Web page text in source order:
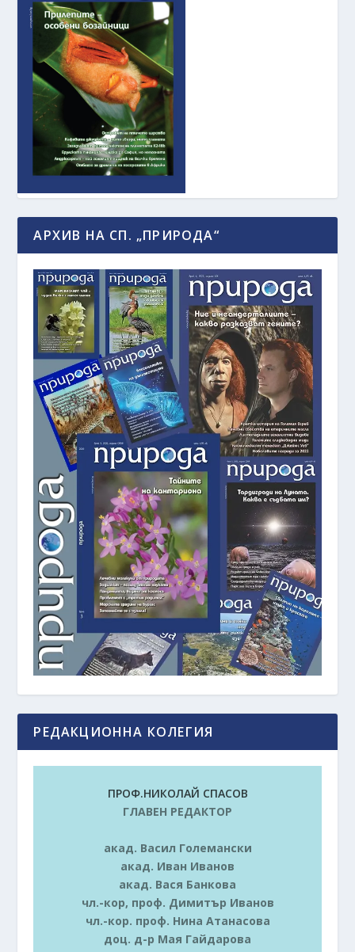
АРХИВ НА СП. „ПРИРОДА“
РЕДАКЦИОННА КОЛЕГИЯ
ПРОФ.НИКОЛАЙ СПАСОВ
ГЛАВЕН РЕДАКТОР
акад. Васил Големански
акад. Иван Иванов
акад. Вася Банкова
чл.-кор, проф. Димитър Иванов
чл.-кор. проф. Нина Атанасова
доц. д-р Мая Гайдарова